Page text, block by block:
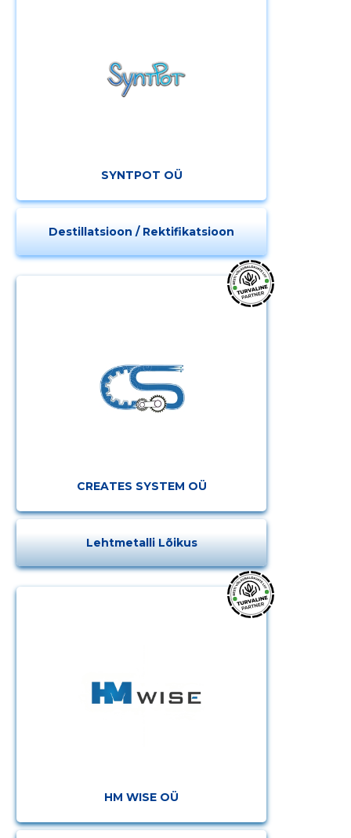
SYNTPOT OÜ
Destillatsioon / Rektifikatsioon
CREATES SYSTEM OÜ
Lehtmetalli Lõikus
HM WISE OÜ